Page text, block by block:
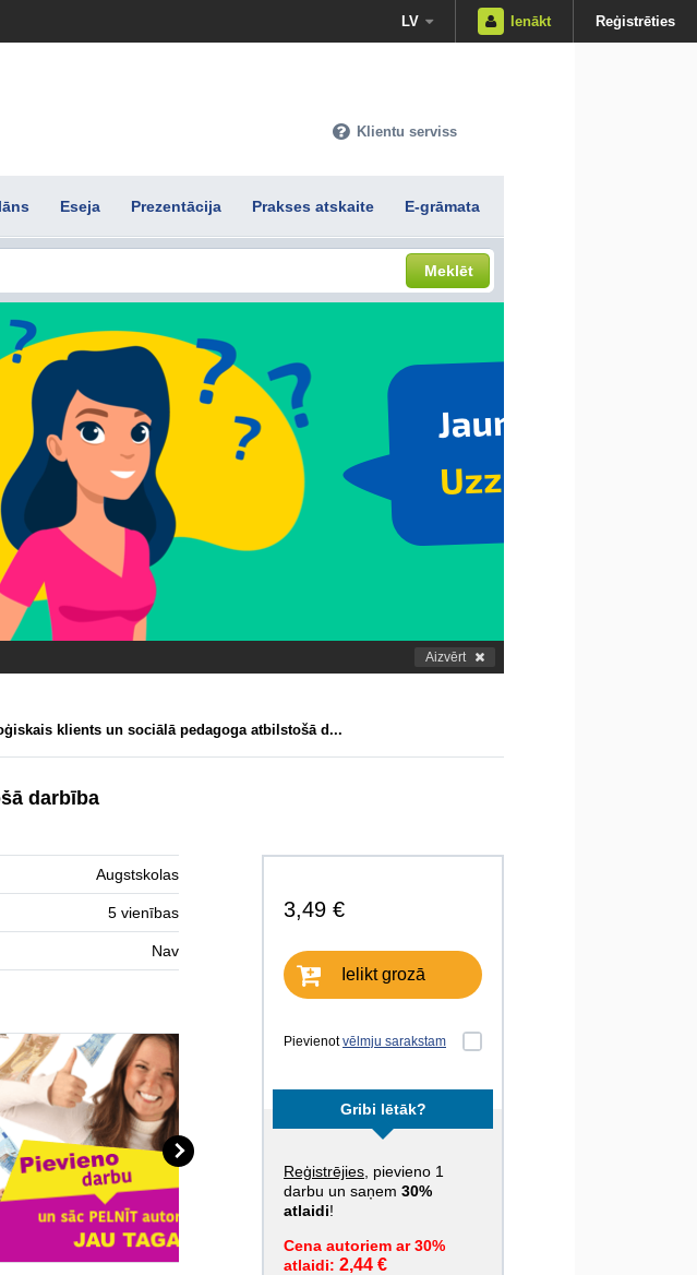
LV Ienākt Reģistrēties
Klientu serviss
Eseja Prezentācija Prakses atskaite E-grāmata
Meklēt
Aizvērt
klients un sociālā pedagoga atbilstošā d...
darbība
3,49 €
Ielikt grozā
Pievienotvēlmju sarakstam
Gribi lētāk?
Reģistrējies , pievieno 1
darbu un saņem 30%
atlaidi!
Cena autoriem ar 30%
atlaidi: 2,44 €
Augstskolas
5 vienības
Nav